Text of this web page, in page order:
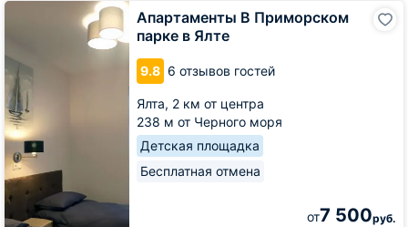
Апартаменты В Приморском
парке в Ялте
9.8 6 отзывов гостей
Ялта, 2 км от центра
238 м от Черного моря
Детская площадка
Бесплатная отмена
от7 500руб.
Апартаменты
парке
в
Ялте